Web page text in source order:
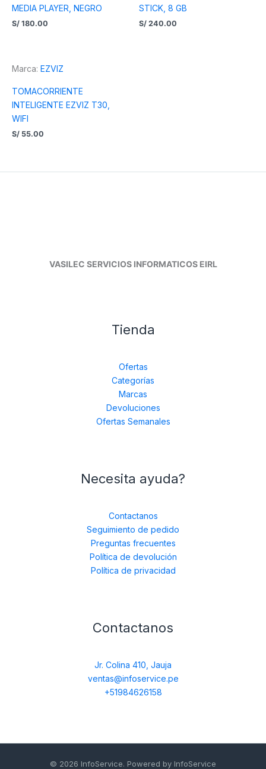
MEDIA PLAYER, NEGRO
S/ 180.00
STICK, 8 GB
S/ 240.00
Marca: EZVIZ
TOMACORRIENTE
INTELIGENTE EZVIZ T30,
WIFI
S/ 55.00
VASILEC SERVICIOS INFORMATICOS EIRL
Tienda
Ofertas
Categorías
Marcas
Devoluciones
Ofertas Semanales
Necesita ayuda?
Contactanos
Seguimiento de pedido
Preguntas frecuentes
Política de devolución
Política de privacidad
Contactanos
Jr. Colina 410, Jauja
ventas@infoservice.pe
+51984626158
© 2026 InfoService. Powered by InfoService